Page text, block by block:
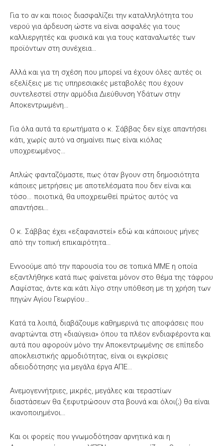
Για το αν και ποιος διασφαλίζει την καταλληλότητα του
νερού για άρδευση ώστε να είναι ασφαλές για τους
καλλιεργητές και φυσικά και για τους καταναλωτές των
προϊόντων στη συνέχεια…
Αλλά και για τη σχέση που μπορεί να έχουν όλες αυτές οι
εξελίξεις με τις υπηρεσιακές μεταβολές που έχουν
συντελεστεί στην αρμόδια Διεύθυνση Υδάτων στην
Αποκεντρωμένη…
Για όλα αυτά τα ερωτήματα ο κ. Σάββας δεν είχε απαντήσει
κάτι, χωρίς αυτό να σημαίνει πως είναι κιόλας
υποχρεωμένος…
Απλώς φανταζόμαστε, πως όταν βγουν στη δημοσιότητα
κάποιες μετρήσεις με αποτελέσματα που δεν είναι και
τόσο… ποιοτικά, θα υποχρεωθεί πρώτος αυτός να
απαντήσει…
Ο κ. Σάββας έχει «εξαφανιστεί» εδώ και κάποιους μήνες
από την τοπική επικαιρότητα…
Εννοούμε από την παρουσία του σε τοπικά ΜΜΕ η οποία
εξαντλήθηκε κατά πως φαίνεται μόνον στο θέμα της τάφρου
Λαψίστας, άντε και κάτι λίγο στην υπόθεση με τη χρήση των
πηγών Αγίου Γεωργίου…
Κατά τα λοιπά, διαβάζουμε καθημερινά τις αποφάσεις που
αναρτώνται στη «διαύγεια» όπου τα πλέον ενδιαφέροντα και
αυτά που αφορούν μόνο την Αποκεντρωμένης σε επίπεδο
αποκλειστικής αρμοδιότητας, είναι οι εγκρίσεις
αδειοδότησης για μεγάλα έργα ΑΠΕ…
Ανεμογεννήτριες, μικρές, μεγάλες και τεραστίων
διαστάσεων θα ξεφυτρώσουν στα βουνά και όλοι(;) θα είναι
ικανοποιημένοι…
Και οι φορείς που γνωμοδότησαν αρνητικά και η